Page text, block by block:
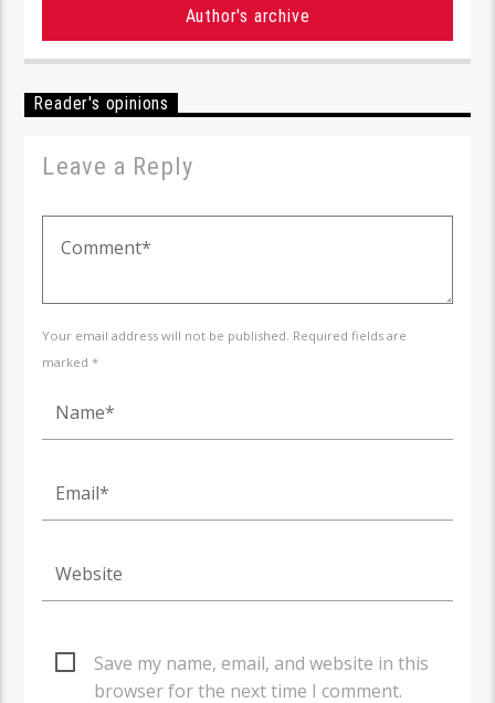
Author's archive
Reader's opinions
Leave a Reply
Your email address will not be published. Required fields are
marked *
Save my name, email, and website in this
browser for the next time I comment.